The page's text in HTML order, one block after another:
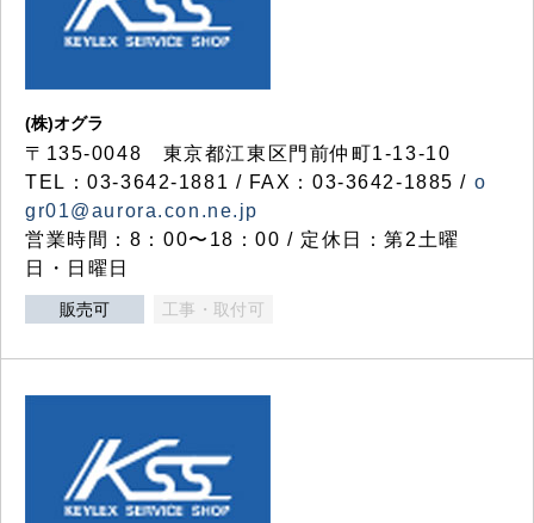
(株)オグラ
〒135-0048 東京都江東区門前仲町1-13-10
TEL：03-3642-1881 / FAX：03-3642-1885 / o
gr01@aurora.con.ne.jp
営業時間：8：00〜18：00 / 定休日：第2土曜
日・日曜日
販売可 工事・取付可